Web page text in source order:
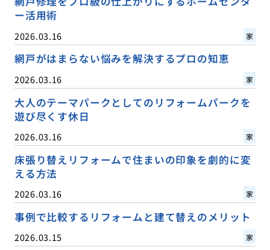
ー活用術
2026.03.16 家
網戸がはまらない悩みを解決するプロの知恵
2026.03.16 家
大人のテーマパークとしてのリフォームパークを
遊び尽くす休日
2026.03.16 家
床張り替えリフォームで住まいの印象を劇的に変
える方法
2026.03.16 家
事例で比較するリフォームと建て替えのメリット
2026.03.15 家